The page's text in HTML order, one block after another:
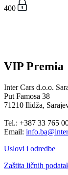
400
VIP Premia
Inter Cars d.o.o.
Put Famosa 38
71210 Ilidža,
Tel.: +387 33 765
Email:
Uslovi i odredbe
Zaštita ličnih